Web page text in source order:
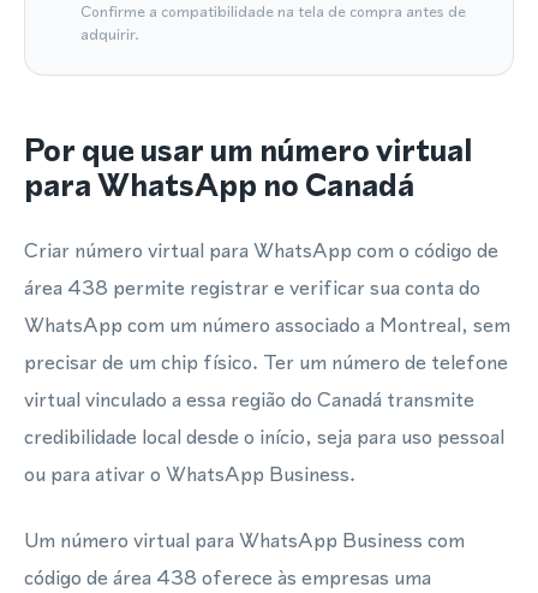
Confirme a compatibilidade na tela de compra antes de
adquirir.
Por que usar um número virtual
para WhatsApp no Canadá
Criar número virtual para WhatsApp com o código de
área 438 permite registrar e verificar sua conta do
WhatsApp com um número associado a Montreal, sem
precisar de um chip físico. Ter um número de telefone
virtual vinculado a essa região do Canadá transmite
credibilidade local desde o início, seja para uso pessoal
ou para ativar o WhatsApp Business.
Um número virtual para WhatsApp Business com
código de área 438 oferece às empresas uma